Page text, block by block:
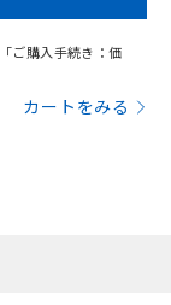
ご購入手続き：価
カートをみる